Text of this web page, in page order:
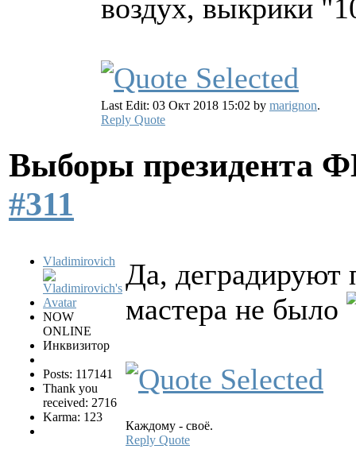
воздух, выкрики
Last Edit: 03 Окт 2018 15:02 by marignon.
Reply Quote
Выборы президента
#311
Vladimirovich
NOW
ONLINE
Инквизитор
Posts: 117141
Thank you
received: 2716
Karma: 123
Да, деградируют
мастера не было
Каждому - своё.
Reply Quote